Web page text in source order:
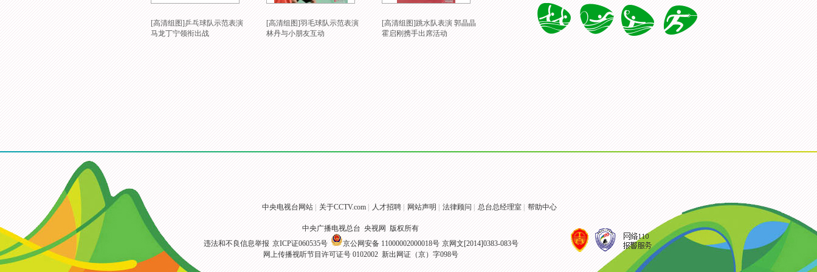
[高清组图]乒乓球队示范表演
马龙丁宁领衔出战
[高清组图]羽毛球队示范表演
林丹与小朋友互动
[高清组图]跳水队表演 郭晶晶
霍启刚携手出席活动
[高清组图]内地奥运精英代表
团访港出席欢迎酒会
[高清组图]奥运总结大会在京
举行 众健儿参会
中央电视台网站 关于CCTV.com 人才招聘 网站声明 法律顾问 总台总经理室 帮助中心
中央广播电视总台 央视网 版权所有
违法和不良信息举报 京ICP证060535号 京公网安备 11000002000018号 京网文[2014]0383-083号
网上传播视听节目许可证号 0102002 新出网证（京）字098号